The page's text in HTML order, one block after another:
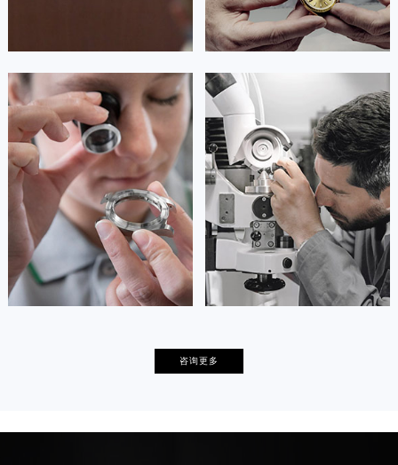
安尼塔·阿普里尔
资深萧邦技师
是萧邦售后服务中心
(萧邦保养中心)
的高级技师之一
Tianjin Chopard Maintain center
 天津萧邦维修
贝亚特·布兰奇
资深萧邦技师
是萧邦售后服务中心
(萧邦保养中心)
的高级技师之一
Nanjing Chopard Maintain center
 上海萧邦保养
卡罗琳·卡桑德拉 辛迪·克莱门特
资深萧邦技师
咨询更多